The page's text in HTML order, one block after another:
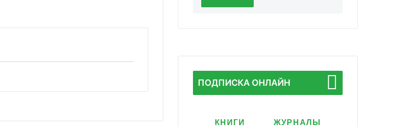
ПОДПИСКА ОНЛАЙН
КНИГИ ЖУРНАЛЫ